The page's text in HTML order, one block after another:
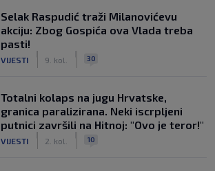
Selak Raspudić traži Milanovićevu
akciju: Zbog Gospića ova Vlada treba
pasti!
VIJESTI 9. kol. 30
Totalni kolaps na jugu Hrvatske,
granica paralizirana. Neki iscrpljeni
putnici završili na Hitnoj: "Ovo je teror!"
VIJESTI 2. kol. 10